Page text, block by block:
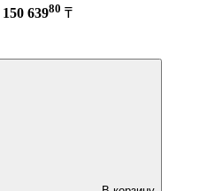
150 63980 ₸